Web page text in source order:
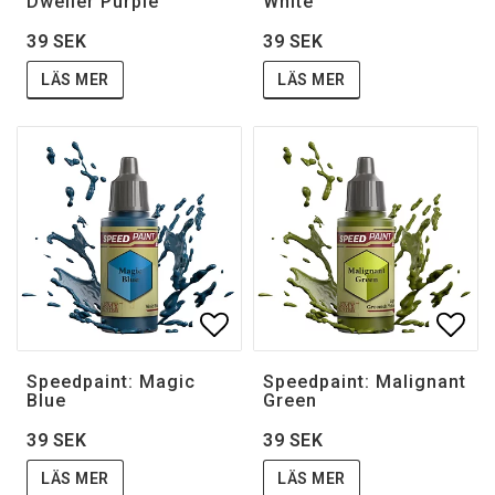
39 SEK
LÄS MER
39 SEK
LÄS MER
Lägg till i favoritlistan
Speedpaint: Magic
Blue
39 SEK
LÄS MER
Speedpaint: Malignant
Green
39 SEK
LÄS MER